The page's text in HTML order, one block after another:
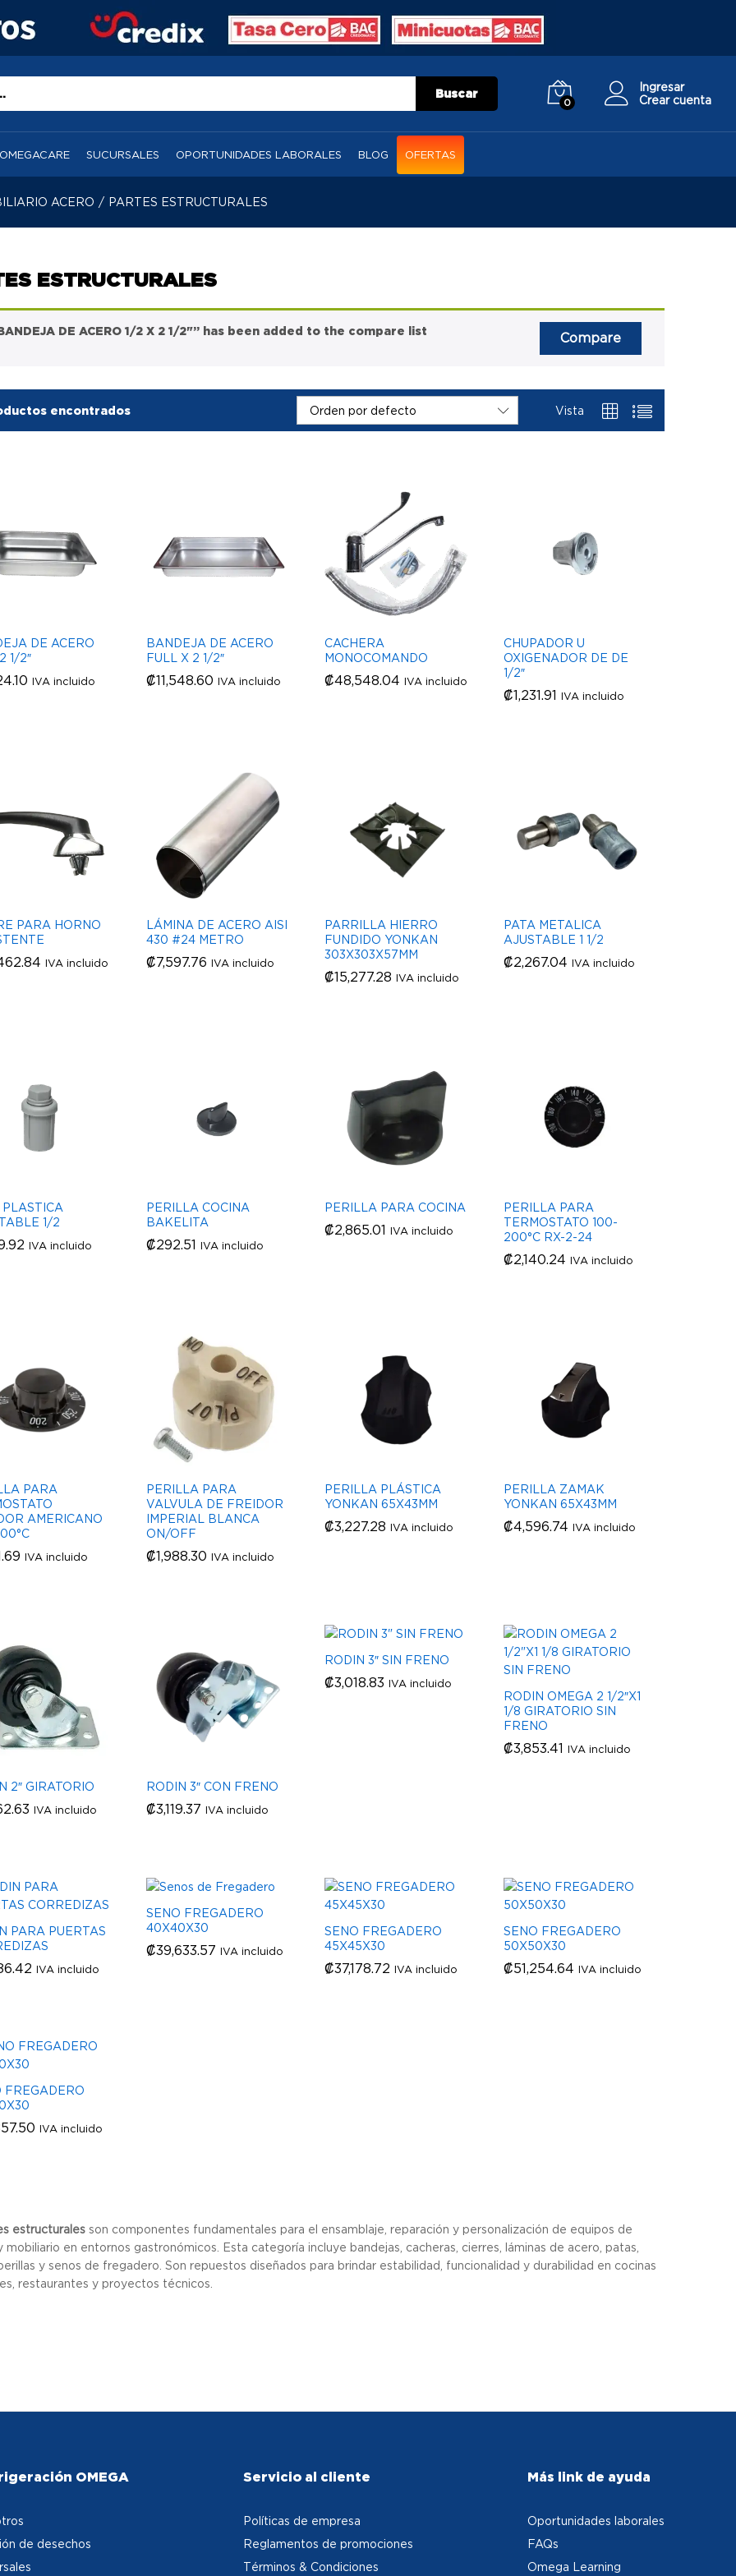
Buscar
0
Ingresar
Crear cuenta
OMEGACARE SUCURSALES OPORTUNIDADES LABORALES BLOG OFERTAS
ACERO / PARTES ESTRUCTURALES
ESTRUCTURALES
Compare
DE ACERO 1/2 X 2 1/2"” has been added to the compare list
encontrados Vista
Orden por defecto
DE ACERO
1/2″
IVA incluido
BANDEJA DE ACERO
FULL X 2 1/2″
₡11,548.60 IVA incluido
₡11,548.60
CACHERA
MONOCOMANDO
₡48,548.04 IVA incluido
₡48,548.04
CHUPADOR U
OXIGENADOR DE DE
1/2″
₡1,231.91 IVA incluido
₡1,231.91
PARA HORNO
IVA incluido
LÁMINA DE ACERO AISI
430 #24 METRO
₡7,597.76 IVA incluido
₡7,597.76
PARRILLA HIERRO
FUNDIDO YONKAN
303X303X57MM
₡15,277.28 IVA incluido
₡15,277.28
PATA METALICA
AJUSTABLE 1 1/2
₡2,267.04 IVA incluido
₡2,267.04
PLASTICA
1/2
IVA incluido
PERILLA COCINA
BAKELITA
₡292.51 IVA incluido
₡292.51
PERILLA PARA COCINA
₡2,865.01 IVA incluido
₡2,865.01
PERILLA PARA
TERMOSTATO 100-
200°C RX-2-24
₡2,140.24 IVA incluido
₡2,140.24
PARA
AMERICANO
IVA incluido
PERILLA PARA
VALVULA DE FREIDOR
IMPERIAL BLANCA
ON/OFF
₡1,988.30 IVA incluido
₡1,988.30
PERILLA PLÁSTICA
YONKAN 65X43MM
₡3,227.28 IVA incluido
₡3,227.28
PERILLA ZAMAK
YONKAN 65X43MM
₡4,596.74 IVA incluido
₡4,596.74
2″ GIRATORIO
IVA incluido
RODIN 3″ CON FRENO
₡3,119.37 IVA incluido
₡3,119.37
RODIN 3″ SIN FRENO
₡3,018.83 IVA incluido
₡3,018.83
RODIN OMEGA 2 1/2″X1
1/8 GIRATORIO SIN
FRENO
₡3,853.41 IVA incluido
₡3,853.41
PARA PUERTAS
IVA incluido
SENO FREGADERO
40X40X30
₡39,633.57 IVA incluido
₡39,633.57
SENO FREGADERO
45X45X30
₡37,178.72 IVA incluido
₡37,178.72
SENO FREGADERO
50X50X30
₡51,254.64 IVA incluido
₡51,254.64
FREGADERO
IVA incluido
estructurales son componentes fundamentales para el ensamblaje, reparación y personalización de equipos de
mobiliario en entornos gastronómicos. Esta categoría incluye bandejas, cacheras, cierres, láminas de acero, patas,
y senos de fregadero. Son repuestos diseñados para brindar estabilidad, funcionalidad y durabilidad en cocinas
restaurantes y proyectos técnicos.
OMEGA
de desechos
Servicio al cliente
Políticas de empresa
Reglamentos de promociones
Términos & Condiciones
Más link de ayuda
Oportunidades laborales
FAQs
Omega Learning